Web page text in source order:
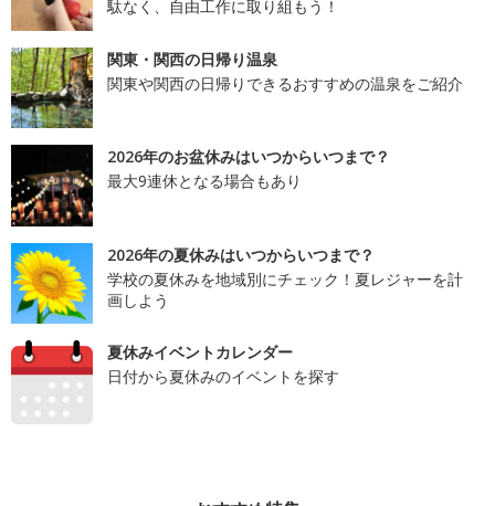
駄なく、自由工作に取り組もう！
関東・関西の日帰り温泉
関東や関西の日帰りできるおすすめの温泉をご紹介
2026年のお盆休みはいつからいつまで？
最大9連休となる場合もあり
2026年の夏休みはいつからいつまで？
学校の夏休みを地域別にチェック！夏レジャーを計
画しよう
夏休みイベントカレンダー
日付から夏休みのイベントを探す